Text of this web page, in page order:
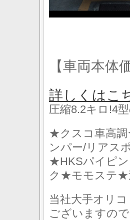
【車両本体
詳しくはこ
圧縮8.2キロ!4
★クスコ車高
ンパー/リアス
★HKSパイピ
ク★モモステ★
当社大手オリ
ございますの